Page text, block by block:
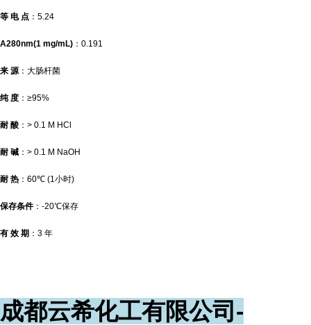
等 电 点 ： 5.24
A280nm(1 mg/mL) ： 0.191
来 源：大肠杆菌
纯 度 ： ≥95%
耐 酸 ： > 0.1 M HCl
耐 碱 ： > 0.1 M NaOH
耐 热 ： 60℃ (1小时)
保存条件： -20℃保存
有 效 期 ： 3 年
成都云希化工有限公司-